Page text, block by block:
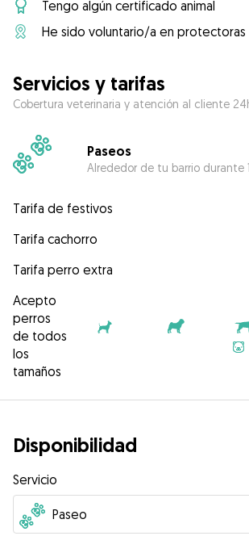
Tengo algún certificado animal
He sido voluntario/a en protectoras
Servicios y tarifas
Cobertura veterinaria y atención al cliente
Paseos
Alrededor de tu barrio durante
Tarifa de festivos
Tarifa cachorro
Tarifa perro extra
Acepto
perros
de todos
los
tamaños
Disponibilidad
Servicio